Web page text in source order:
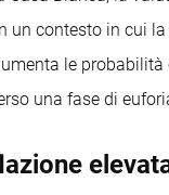
un contesto in cui la
le probabilità
una fase di